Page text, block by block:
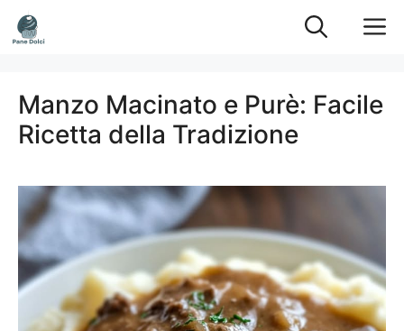
Vai
al
Manzo Macinato e Purè: Facile
Ricetta della Tradizione